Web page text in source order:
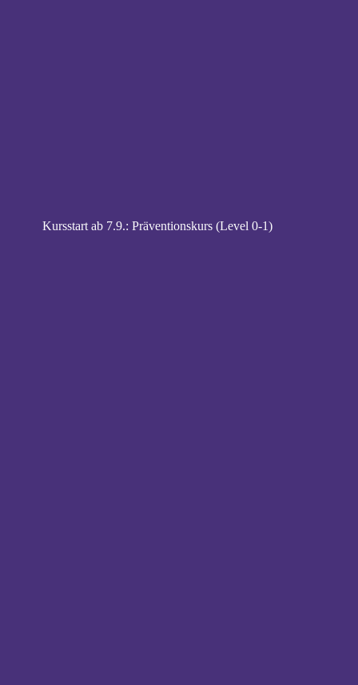
Kursstart ab 7.9.: Präventionskurs (Level 0-1)